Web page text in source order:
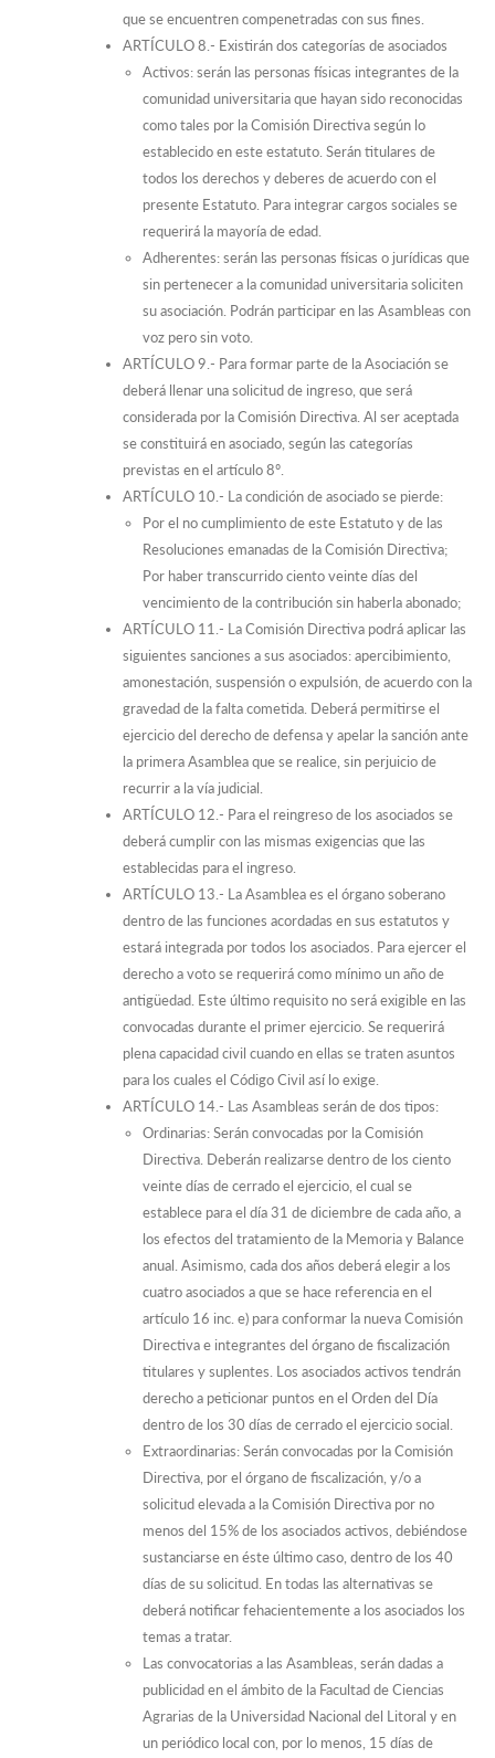
que se encuentren compenetradas con sus fines.
ARTÍCULO 8.- Existirán dos categorías de asociados
Activos: serán las personas físicas integrantes de la
comunidad universitaria que hayan sido reconocidas
como tales por la Comisión Directiva según lo
establecido en este estatuto. Serán titulares de
todos los derechos y deberes de acuerdo con el
presente Estatuto. Para integrar cargos sociales se
requerirá la mayoría de edad.
Adherentes: serán las personas físicas o jurídicas que
sin pertenecer a la comunidad universitaria soliciten
su asociación. Podrán participar en las Asambleas con
voz pero sin voto.
ARTÍCULO 9.- Para formar parte de la Asociación se
deberá llenar una solicitud de ingreso, que será
considerada por la Comisión Directiva. Al ser aceptada
se constituirá en asociado, según las categorías
previstas en el artículo 8º.
ARTÍCULO 10.- La condición de asociado se pierde:
Por el no cumplimiento de este Estatuto y de las
Resoluciones emanadas de la Comisión Directiva;
Por haber transcurrido ciento veinte días del
vencimiento de la contribución sin haberla abonado;
ARTÍCULO 11.- La Comisión Directiva podrá aplicar las
siguientes sanciones a sus asociados: apercibimiento,
amonestación, suspensión o expulsión, de acuerdo con la
gravedad de la falta cometida. Deberá permitirse el
ejercicio del derecho de defensa y apelar la sanción ante
la primera Asamblea que se realice, sin perjuicio de
recurrir a la vía judicial.
ARTÍCULO 12.- Para el reingreso de los asociados se
deberá cumplir con las mismas exigencias que las
establecidas para el ingreso.
ARTÍCULO 13.- La Asamblea es el órgano soberano
dentro de las funciones acordadas en sus estatutos y
estará integrada por todos los asociados. Para ejercer el
derecho a voto se requerirá como mínimo un año de
antigüedad. Este último requisito no será exigible en las
convocadas durante el primer ejercicio. Se requerirá
plena capacidad civil cuando en ellas se traten asuntos
para los cuales el Código Civil así lo exige.
ARTÍCULO 14.- Las Asambleas serán de dos tipos:
Ordinarias: Serán convocadas por la Comisión
Directiva. Deberán realizarse dentro de los ciento
veinte días de cerrado el ejercicio, el cual se
establece para el día 31 de diciembre de cada año, a
los efectos del tratamiento de la Memoria y Balance
anual. Asimismo, cada dos años deberá elegir a los
cuatro asociados a que se hace referencia en el
artículo 16 inc. e) para conformar la nueva Comisión
Directiva e integrantes del órgano de fiscalización
titulares y suplentes. Los asociados activos tendrán
derecho a peticionar puntos en el Orden del Día
dentro de los 30 días de cerrado el ejercicio social.
Extraordinarias: Serán convocadas por la Comisión
Directiva, por el órgano de fiscalización, y/o a
solicitud elevada a la Comisión Directiva por no
menos del 15% de los asociados activos, debiéndose
sustanciarse en éste último caso, dentro de los 40
días de su solicitud. En todas las alternativas se
deberá notificar fehacientemente a los asociados los
temas a tratar.
Las convocatorias a las Asambleas, serán dadas a
publicidad en el ámbito de la Facultad de Ciencias
Agrarias de la Universidad Nacional del Litoral y en
un periódico local con, por lo menos, 15 días de